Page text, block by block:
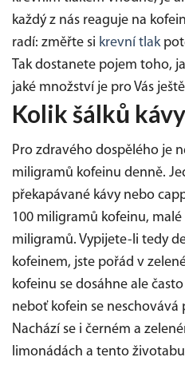
každý z nás reaguje na
radí: změřte si krevní tlak
Tak dostanete pojem toho,
jaké množství je pro Vás
Kolik šálků
Pro zdravého dospělého je
miligramů kofeinu denně.
překapávané kávy nebo
100 miligramů kofeinu, malé
miligramů. Vypijete-li tedy
kofeinem, jste pořád v
kofeinu se dosáhne ale
neboť kofein se neschovává
Nachází se i černém a
limonádách a tento